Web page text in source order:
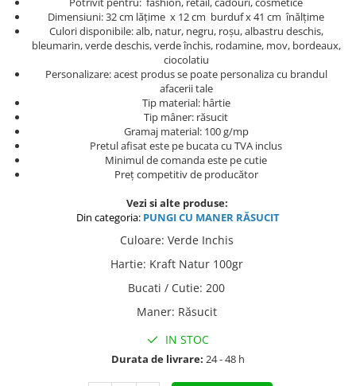
Dimensiuni: 32 cm lățime x 12 cm burduf x 41 cm înălțime
Culori disponibile: alb, natur, negru, roșu, albastru deschis,
bleumarin, verde deschis, verde închis, rodamine, mov, bordeaux,
ciocolatiu
Personalizare: acest produs se poate personaliza cu brandul
afacerii tale
Tip material: hârtie
Tip mâner: răsucit
Gramaj material: 100 g/mp
Pretul afisat este pe bucata cu TVA inclus
Minimul de comanda este pe cutie
Preț competitiv de producător
Vezi si alte produse:
Din categoria: PUNGI CU MANER RĂSUCIT
Culoare: Verde Inchis
Hartie: Kraft Natur 100gr
Bucati / Cutie: 200
Maner: Răsucit
IN STOC
Durata de livrare: 24 - 48 h